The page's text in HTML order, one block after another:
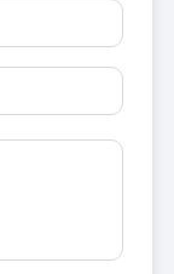
enlaces.